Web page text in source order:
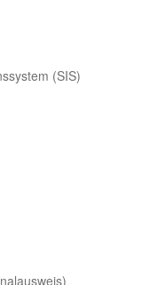
(SIS)